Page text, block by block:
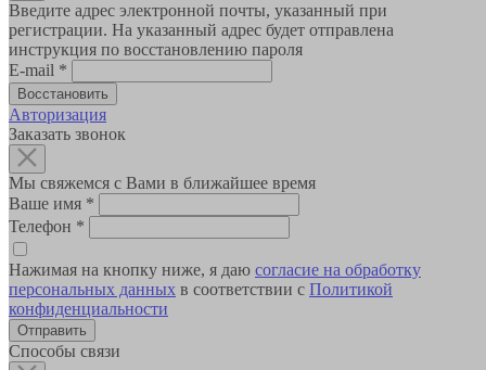
Введите адрес электронной почты, указанный при
регистрации. На указанный адрес будет отправлена
инструкция по восстановлению пароля
E-mail *
Авторизация
Заказать звонок
Мы свяжемся с Вами в ближайшее время
Ваше имя *
Телефон *
Нажимая на кнопку ниже, я даю согласие на обработку
персональных данных в соответствии с Политикой
конфиденциальности
Способы связи